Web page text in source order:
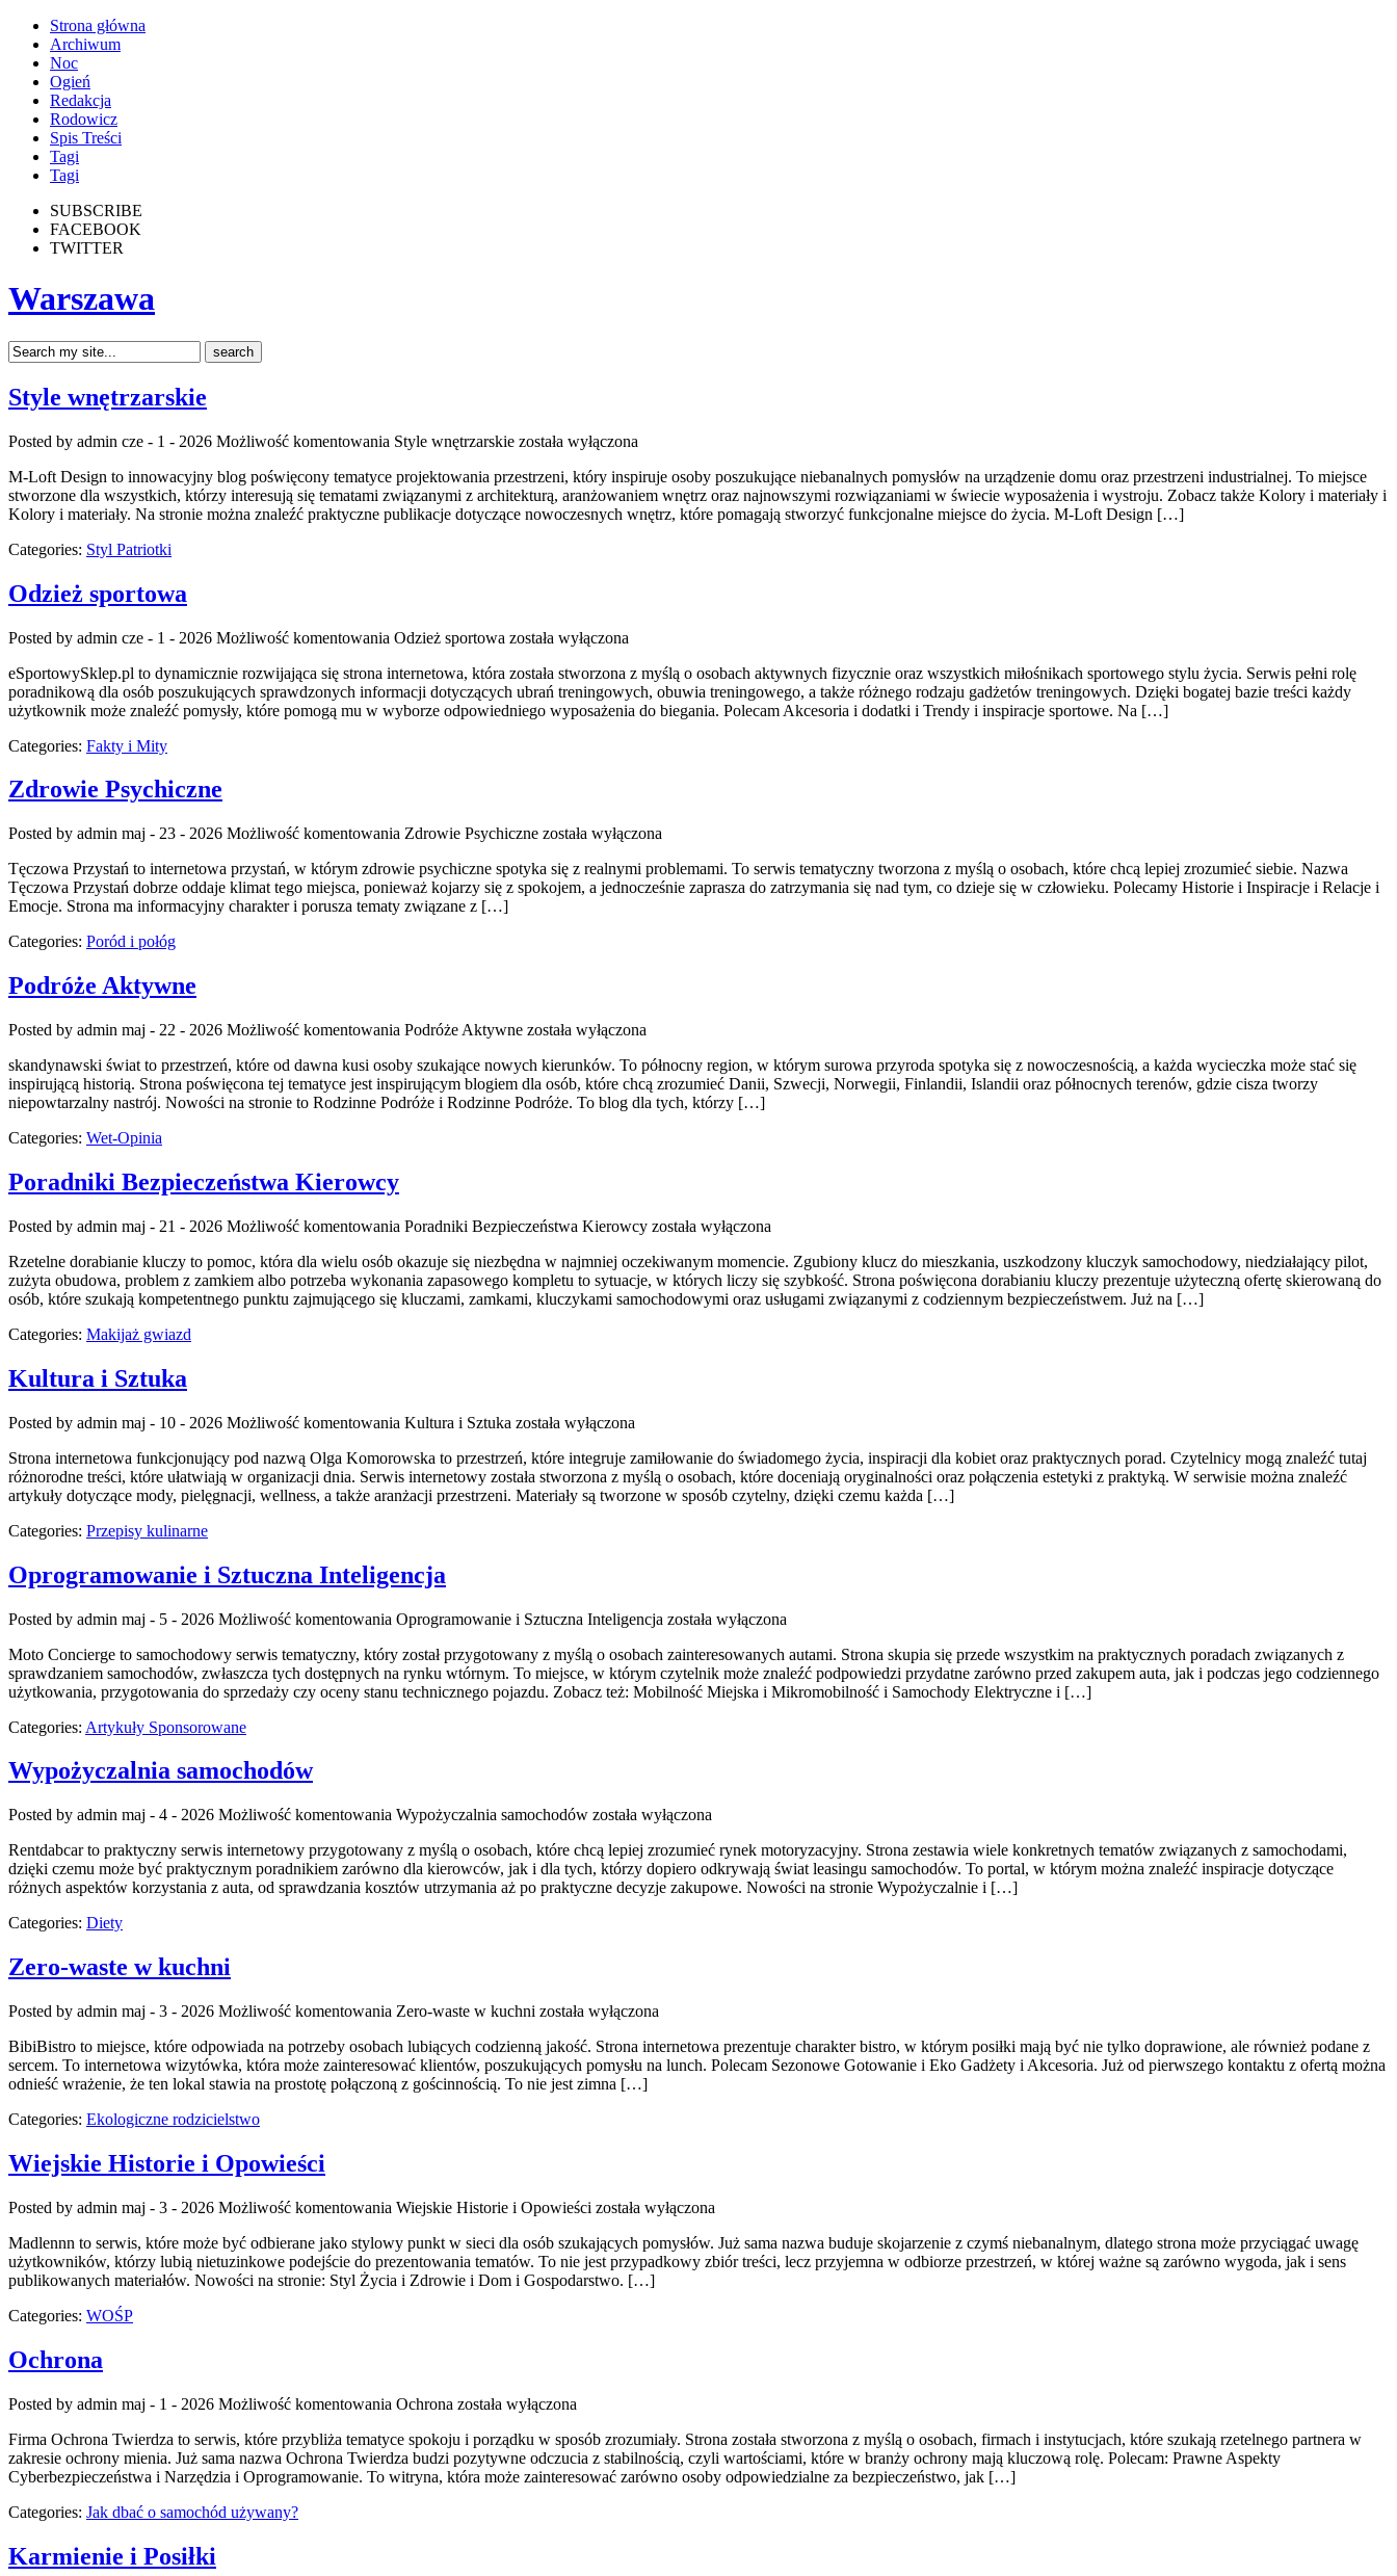
Strona główna
Archiwum
Noc
Ogień
Redakcja
Rodowicz
Spis Treści
Tagi
Tagi
SUBSCRIBE
FACEBOOK
TWITTER
Warszawa
Style wnętrzarskie
Posted by admin cze - 1 - 2026 Możliwość komentowania Style wnętrzarskie została wyłączona
M-Loft Design to innowacyjny blog poświęcony tematyce projektowania przestrzeni, który inspiruje osoby poszukujące niebanalnych pomysłów na urządzenie domu oraz przestrzeni industrialnej. To miejsce
stworzone dla wszystkich, którzy interesują się tematami związanymi z architekturą, aranżowaniem wnętrz oraz najnowszymi rozwiązaniami w świecie wyposażenia i wystroju. Zobacz także Kolory i materiały i
Kolory i materiały. Na stronie można znaleźć praktyczne publikacje dotyczące nowoczesnych wnętrz, które pomagają stworzyć funkcjonalne miejsce do życia. M-Loft Design […]
Categories: Styl Patriotki
Odzież sportowa
Posted by admin cze - 1 - 2026 Możliwość komentowania Odzież sportowa została wyłączona
eSportowySklep.pl to dynamicznie rozwijająca się strona internetowa, która została stworzona z myślą o osobach aktywnych fizycznie oraz wszystkich miłośnikach sportowego stylu życia. Serwis pełni rolę
poradnikową dla osób poszukujących sprawdzonych informacji dotyczących ubrań treningowych, obuwia treningowego, a także różnego rodzaju gadżetów treningowych. Dzięki bogatej bazie treści każdy
użytkownik może znaleźć pomysły, które pomogą mu w wyborze odpowiedniego wyposażenia do biegania. Polecam Akcesoria i dodatki i Trendy i inspiracje sportowe. Na […]
Categories: Fakty i Mity
Zdrowie Psychiczne
Posted by admin maj - 23 - 2026 Możliwość komentowania Zdrowie Psychiczne została wyłączona
Tęczowa Przystań to internetowa przystań, w którym zdrowie psychiczne spotyka się z realnymi problemami. To serwis tematyczny tworzona z myślą o osobach, które chcą lepiej zrozumieć siebie. Nazwa
Tęczowa Przystań dobrze oddaje klimat tego miejsca, ponieważ kojarzy się z spokojem, a jednocześnie zaprasza do zatrzymania się nad tym, co dzieje się w człowieku. Polecamy Historie i Inspiracje i Relacje i
Emocje. Strona ma informacyjny charakter i porusza tematy związane z […]
Categories: Poród i połóg
Podróże Aktywne
Posted by admin maj - 22 - 2026 Możliwość komentowania Podróże Aktywne została wyłączona
skandynawski świat to przestrzeń, które od dawna kusi osoby szukające nowych kierunków. To północny region, w którym surowa przyroda spotyka się z nowoczesnością, a każda wycieczka może stać się
inspirującą historią. Strona poświęcona tej tematyce jest inspirującym blogiem dla osób, które chcą zrozumieć Danii, Szwecji, Norwegii, Finlandii, Islandii oraz północnych terenów, gdzie cisza tworzy
niepowtarzalny nastrój. Nowości na stronie to Rodzinne Podróże i Rodzinne Podróże. To blog dla tych, którzy […]
Categories: Wet-Opinia
Poradniki Bezpieczeństwa Kierowcy
Posted by admin maj - 21 - 2026 Możliwość komentowania Poradniki Bezpieczeństwa Kierowcy została wyłączona
Rzetelne dorabianie kluczy to pomoc, która dla wielu osób okazuje się niezbędna w najmniej oczekiwanym momencie. Zgubiony klucz do mieszkania, uszkodzony kluczyk samochodowy, niedziałający pilot,
zużyta obudowa, problem z zamkiem albo potrzeba wykonania zapasowego kompletu to sytuacje, w których liczy się szybkość. Strona poświęcona dorabianiu kluczy prezentuje użyteczną ofertę skierowaną do
osób, które szukają kompetentnego punktu zajmującego się kluczami, zamkami, kluczykami samochodowymi oraz usługami związanymi z codziennym bezpieczeństwem. Już na […]
Categories: Makijaż gwiazd
Kultura i Sztuka
Posted by admin maj - 10 - 2026 Możliwość komentowania Kultura i Sztuka została wyłączona
Strona internetowa funkcjonujący pod nazwą Olga Komorowska to przestrzeń, które integruje zamiłowanie do świadomego życia, inspiracji dla kobiet oraz praktycznych porad. Czytelnicy mogą znaleźć tutaj
różnorodne treści, które ułatwiają w organizacji dnia. Serwis internetowy została stworzona z myślą o osobach, które doceniają oryginalności oraz połączenia estetyki z praktyką. W serwisie można znaleźć
artykuły dotyczące mody, pielęgnacji, wellness, a także aranżacji przestrzeni. Materiały są tworzone w sposób czytelny, dzięki czemu każda […]
Categories: Przepisy kulinarne
Oprogramowanie i Sztuczna Inteligencja
Posted by admin maj - 5 - 2026 Możliwość komentowania Oprogramowanie i Sztuczna Inteligencja została wyłączona
Moto Concierge to samochodowy serwis tematyczny, który został przygotowany z myślą o osobach zainteresowanych autami. Strona skupia się przede wszystkim na praktycznych poradach związanych z
sprawdzaniem samochodów, zwłaszcza tych dostępnych na rynku wtórnym. To miejsce, w którym czytelnik może znaleźć podpowiedzi przydatne zarówno przed zakupem auta, jak i podczas jego codziennego
użytkowania, przygotowania do sprzedaży czy oceny stanu technicznego pojazdu. Zobacz też: Mobilność Miejska i Mikromobilność i Samochody Elektryczne i […]
Categories: Artykuły Sponsorowane
Wypożyczalnia samochodów
Posted by admin maj - 4 - 2026 Możliwość komentowania Wypożyczalnia samochodów została wyłączona
Rentdabcar to praktyczny serwis internetowy przygotowany z myślą o osobach, które chcą lepiej zrozumieć rynek motoryzacyjny. Strona zestawia wiele konkretnych tematów związanych z samochodami,
dzięki czemu może być praktycznym poradnikiem zarówno dla kierowców, jak i dla tych, którzy dopiero odkrywają świat leasingu samochodów. To portal, w którym można znaleźć inspiracje dotyczące
różnych aspektów korzystania z auta, od sprawdzania kosztów utrzymania aż po praktyczne decyzje zakupowe. Nowości na stronie Wypożyczalnie i […]
Categories: Diety
Zero-waste w kuchni
Posted by admin maj - 3 - 2026 Możliwość komentowania Zero-waste w kuchni została wyłączona
BibiBistro to miejsce, które odpowiada na potrzeby osobach lubiących codzienną jakość. Strona internetowa prezentuje charakter bistro, w którym posiłki mają być nie tylko doprawione, ale również podane z
sercem. To internetowa wizytówka, która może zainteresować klientów, poszukujących pomysłu na lunch. Polecam Sezonowe Gotowanie i Eko Gadżety i Akcesoria. Już od pierwszego kontaktu z ofertą można
odnieść wrażenie, że ten lokal stawia na prostotę połączoną z gościnnością. To nie jest zimna […]
Categories: Ekologiczne rodzicielstwo
Wiejskie Historie i Opowieści
Posted by admin maj - 3 - 2026 Możliwość komentowania Wiejskie Historie i Opowieści została wyłączona
Madlennn to serwis, które może być odbierane jako stylowy punkt w sieci dla osób szukających pomysłów. Już sama nazwa buduje skojarzenie z czymś niebanalnym, dlatego strona może przyciągać uwagę
użytkowników, którzy lubią nietuzinkowe podejście do prezentowania tematów. To nie jest przypadkowy zbiór treści, lecz przyjemna w odbiorze przestrzeń, w której ważne są zarówno wygoda, jak i sens
publikowanych materiałów. Nowości na stronie: Styl Życia i Zdrowie i Dom i Gospodarstwo. […]
Categories: WOŚP
Ochrona
Posted by admin maj - 1 - 2026 Możliwość komentowania Ochrona została wyłączona
Firma Ochrona Twierdza to serwis, które przybliża tematyce spokoju i porządku w sposób zrozumiały. Strona została stworzona z myślą o osobach, firmach i instytucjach, które szukają rzetelnego partnera w
zakresie ochrony mienia. Już sama nazwa Ochrona Twierdza budzi pozytywne odczucia z stabilnością, czyli wartościami, które w branży ochrony mają kluczową rolę. Polecam: Prawne Aspekty
Cyberbezpieczeństwa i Narzędzia i Oprogramowanie. To witryna, która może zainteresować zarówno osoby odpowiedzialne za bezpieczeństwo, jak […]
Categories: Jak dbać o samochód używany?
Karmienie i Posiłki